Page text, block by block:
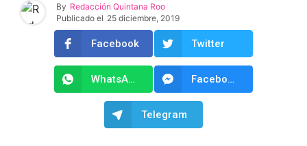
By Redacción Quintana Roo
Publicado el 25 diciembre, 2019
Facebook Twitter
WhatsApp Facebook Messenger
Telegram